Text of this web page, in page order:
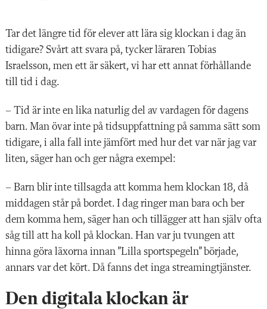
Tar det längre tid för elever att lära sig klockan i dag än
tidigare? Svårt att svara på, tycker läraren Tobias
Israelsson, men ett är säkert, vi har ett annat förhållande
till tid i dag.
– Tid är inte en lika naturlig del av vardagen för dagens
barn. Man övar inte på tidsuppfattning på samma sätt som
tidigare, i alla fall inte jämfört med hur det var när jag var
liten, säger han och ger några exempel:
– Barn blir inte tillsagda att komma hem klockan 18, då
middagen står på bordet. I dag ringer man bara och ber
dem komma hem, säger han och tillägger att han själv ofta
såg till att ha koll på klockan. Han var ju tvungen att
hinna göra läxorna innan ”Lilla sportspegeln” började,
annars var det kört. Då fanns det inga streamingtjänster.
Den digitala klockan är